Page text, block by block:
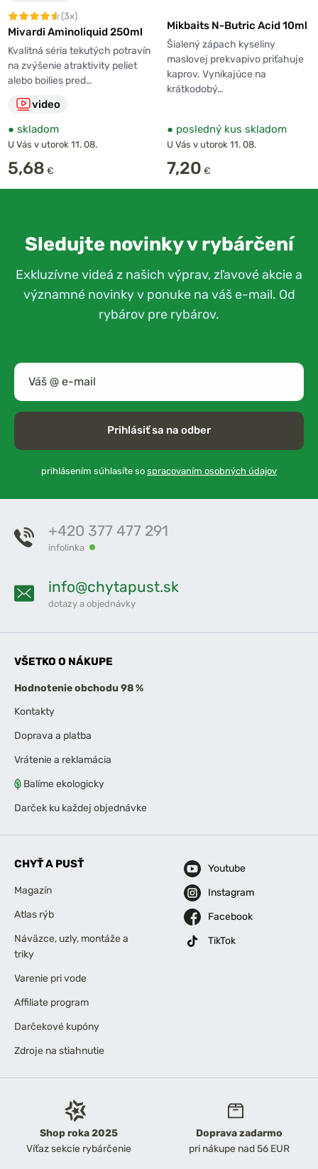
(3x)
Mivardi Aminoliquid 250ml
Kvalitná séria tekutých potravín
na zvýšenie atraktivity peliet
alebo boilies pred…
video
● skladom
U Vás v utorok 11. 08.
5,68 €
Mikbaits N-Butric Acid 10ml
Šialený zápach kyseliny
maslovej prekvapivo priťahuje
kaprov. Vynikajúce na
krátkodobý…
● posledný kus skladom
U Vás v utorok 11. 08.
7,20 €
Sledujte novinky v rybárčení
Exkluzívne videá z našich výprav, zľavové akcie a
významné novinky v ponuke na váš e-mail. Od
rybárov pre rybárov.
Prihlásiť sa na odber
prihlásením súhlasíte so spracovaním osobných údajov
Shop roka 2025
Víťaz sekcie rybárčenie
Doprava zadarmo
pri nákupe nad 56 EUR
+420 377 477 291
infolinka
info@chytapust.sk
dotazy a objednávky
VŠETKO O NÁKUPE
Hodnotenie obchodu 98 %
Kontakty
Doprava a platba
Vrátenie a reklamácia
Balíme ekologicky
Darček ku každej objednávke
CHYŤ A PUSŤ
Magazín
Atlas rýb
Náväzce, uzly, montáže a
triky
Varenie pri vode
Affiliate program
Darčekové kupóny
Zdroje na stiahnutie
Youtube
Instagram
Facebook
TikTok